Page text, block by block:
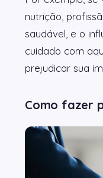
nutrição,
saudável, e o
cuidado com
prejudicar sua
Como fazer